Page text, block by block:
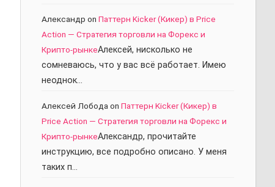
Александр on Паттерн Kicker (Кикер) в Price
Action — Стратегия торговли на Форекс и
Крипто-рынкеАлексей, нисколько не
сомневаюсь, что у вас всё работает. Имею
неоднок…
Алексей Лободаon Паттерн Kicker (Кикер) в
Price Action — Стратегия торговли на Форекс и
Крипто-рынкеАлександр, прочитайте
инструкцию, все подробно описано. У меня
таких п…